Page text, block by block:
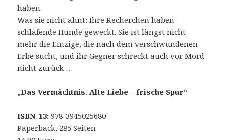
haben.
Was sie nicht ahnt: Ihre Recherchen haben
schlafende Hunde geweckt. Sie ist längst nicht
mehr die Einzige, die nach dem verschwundenen
Erbe sucht, und ihr Gegner schreckt auch vor Mord
nicht zurück …
„Das Vermächtnis. Alte Liebe – frische Spur“
ISBN-13: 978-3945025680
Paperback, 285 Seiten